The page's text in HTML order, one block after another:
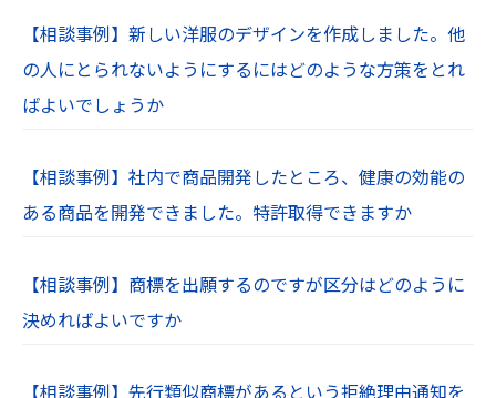
【相談事例】新しい洋服のデザインを作成しました。他
の人にとられないようにするにはどのような方策をとれ
ばよいでしょうか
【相談事例】社内で商品開発したところ、健康の効能の
ある商品を開発できました。特許取得できますか
【相談事例】商標を出願するのですが区分はどのように
決めればよいですか
【相談事例】先行類似商標があるという拒絶理由通知を